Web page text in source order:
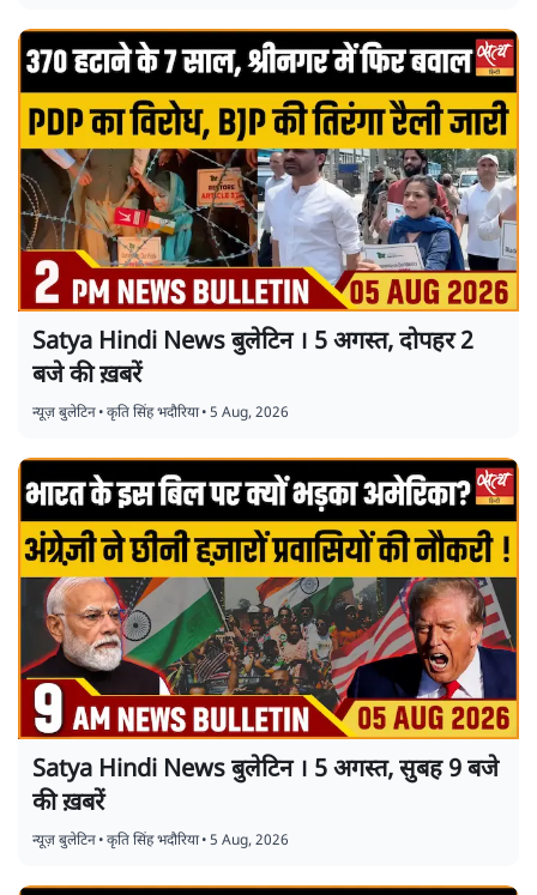
Satya Hindi News बुलेटिन । 5 अगस्त, दोपहर 2
बजे की ख़बरें
न्यूज़ बुलेटिन•कृति सिंह भदौरिया•5 Aug, 2026
Satya Hindi News बुलेटिन । 5 अगस्त, सुबह 9 बजे
की ख़बरें
न्यूज़ बुलेटिन•कृति सिंह भदौरिया•5 Aug, 2026